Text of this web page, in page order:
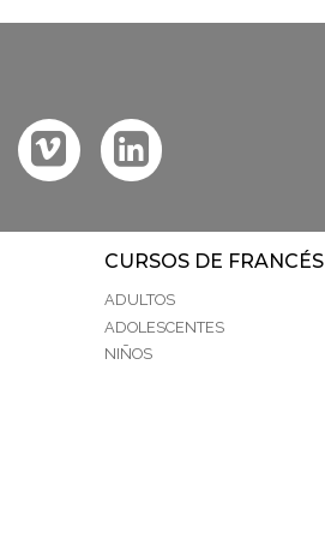
CURSOS DE FRANCÉS
ADULTOS
ADOLESCENTES
NIÑOS